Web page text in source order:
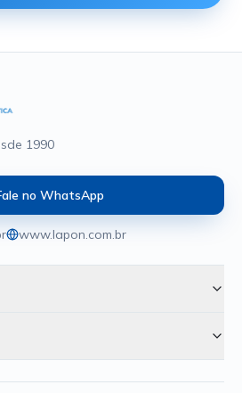
1990
no WhatsApp
www.lapon.com.br